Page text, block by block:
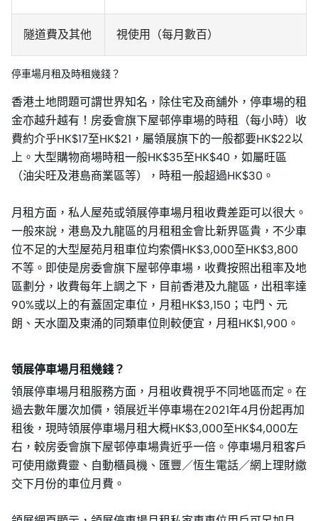
隧道費及其他 視使用（每月數百）
停車場月租及時租幾錢？
香港土地問題可謂世界知名，除住宅及商舖外，停車場的租
金亦越升越有！房委會旗下屋邨停車場的時租（每小時）收
費約介乎HK$17至HK$21，屬領展旗下的一般都要HK$22以
上。大型購物商場時租一般HK$35至HK$40，如屬旺區
（油尖旺及港島商業區等），時租一般超過HK$30。
月租方面，私人屋苑或領展停車場月租收費差距可以很大。
一般來說，港島及九龍區的月租租金會比新界區貴，不少車
位不足的大型屋苑月租車位均索價HK$3,000至HK$3,800
不等。即使是房委會旗下屋邨停車場，收費按照出租率及地
區劃分，收費每年上調之下，目前香港及九龍區，出租率達
90%或以上的有蓋固定車位，月租HK$3,150；屯門、元
朗、天水圍及東涌的同類車位則較便宜，月租HK$1,900。
領展停車場月租幾錢？
領展停車場月租服務方面，月租收費視乎不同地區而定。在
過去數年屢次加價，領展近半停車場在2021年4月份起再加
租後，現時領展停車場月租大概HK$3,000至HK$4,000左
右，較房委會旗下屋邨停車場貴近乎一倍。停車場月租客戶
可使用繳費靈、自動櫃員機、匯豐／恆生電話／網上理財繳
交下月份的車位月費。